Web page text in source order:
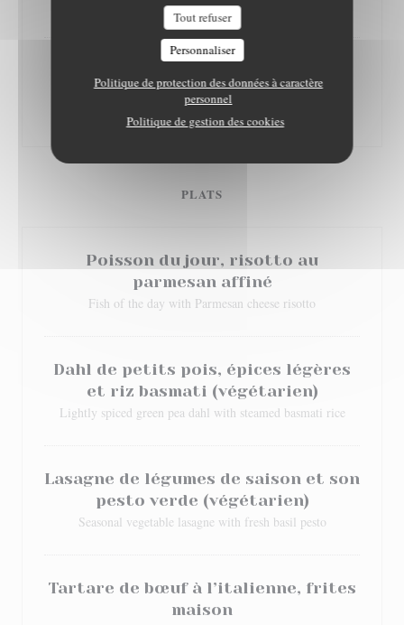
Tout refuser
Personnaliser
Politique de protection des données à caractère
personnel
Politique de gestion des cookies
chutney
pesto verde
Upside-down tomato tart with burratina and pesto verde
PLATS
Poisson du jour, risotto au
parmesan affiné
Fish of the day with Parmesan cheese risotto
Dahl de petits pois, épices légères
et riz basmati (végétarien)
Lightly spiced green pea dahl with steamed basmati rice
Lasagne de légumes de saison et son
pesto verde (végétarien)
Seasonal vegetable lasagne with fresh basil pesto
Tartare de bœuf à l’italienne, frites
maison